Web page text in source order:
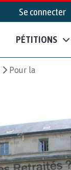
Se connecter
PÉTITIONS
Pour la